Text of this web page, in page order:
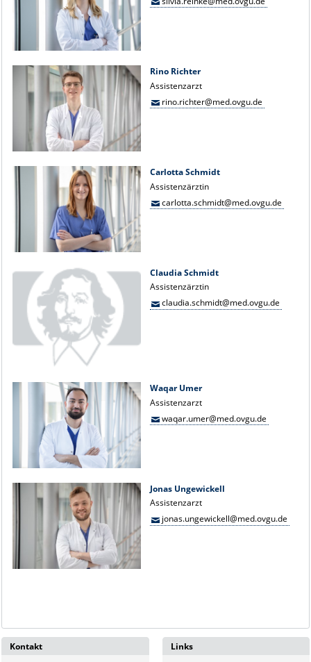
Rino Richter
Assistenzarzt
rino.richter@med.ovgu.de
Carlotta Schmidt
Assistenzärztin
carlotta.schmidt@med.ovgu.de
Claudia Schmidt
Assistenzärztin
claudia.schmidt@med.ovgu.de
Waqar Umer
Assistenzarzt
waqar.umer@med.ovgu.de
Jonas Ungewickell
Assistenzarzt
jonas.ungewickell@med.ovgu.de
Kontakt
Links